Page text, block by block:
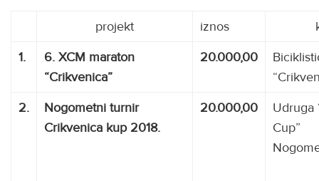
projekt iznos
1.
6. XCM maraton
“Crikvenica”
20.000,00
2.
Nogometni turnir
Crikvenica kup 2018.
20.000,00
Udruga
Cup”